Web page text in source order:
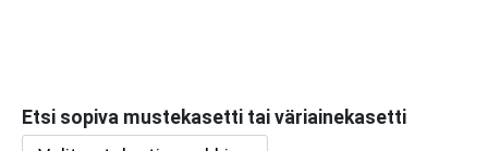
Etsi sopiva mustekasetti tai väriainekasetti